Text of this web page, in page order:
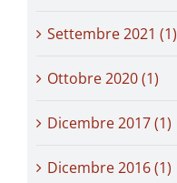
Settembre 2021 (1)
Ottobre 2020 (1)
Dicembre 2017 (1)
Dicembre 2016 (1)